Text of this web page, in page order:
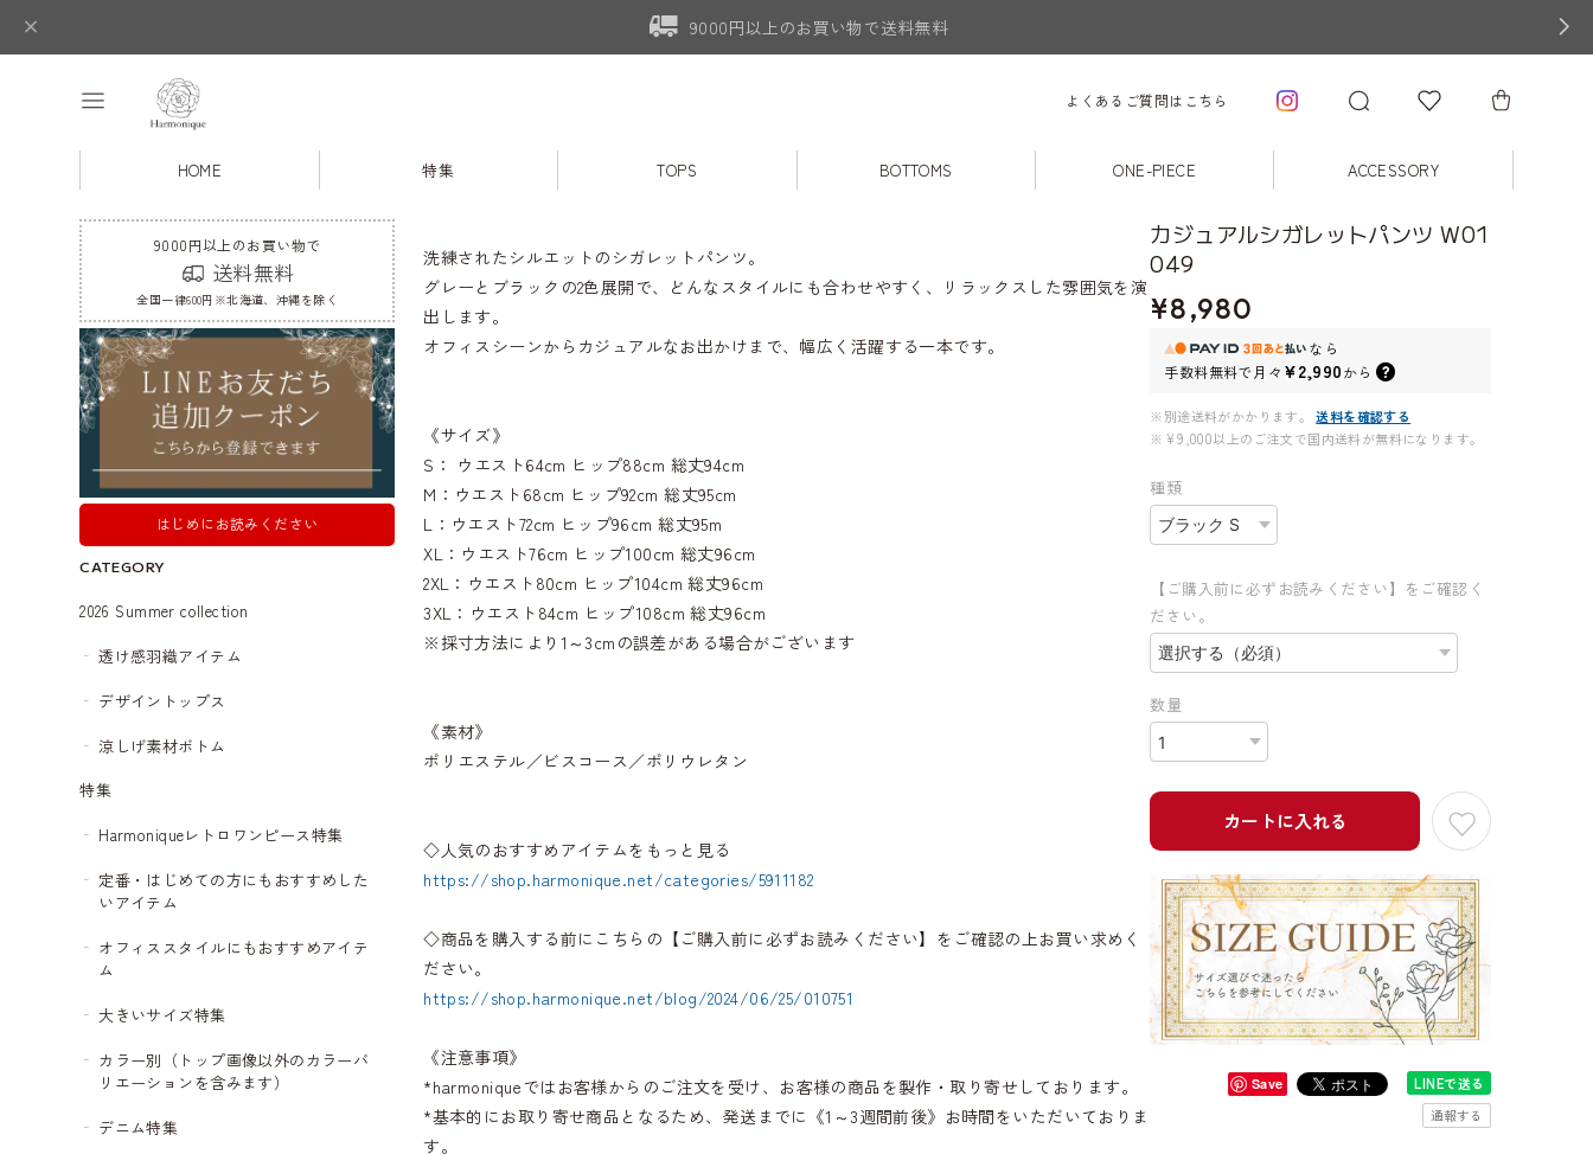
9000円以上のお買い物で送料無料
よくあるご質問はこちら
HOME 特集 TOPS BOTTOMS ONE-PIECE ACCESSORY
9000円以上のお買い物で
送料無料
全国一律600円※北海道、沖縄を除く
はじめにお読みください
CATEGORY
2026 Summer collection
透け感羽織アイテム
デザイントップス
涼しげ素材ボトム
特集
Harmoniqueレトロワンピース特集
定番・はじめての方にもおすすめした
いアイテム
オフィススタイルにもおすすめアイテ
ム
大きいサイズ特集
カラー別（トップ画像以外のカラーバ
リエーションを含みます）
デニム特集
洗練されたシルエットのシガレットパンツ。
グレーとブラックの2色展開で、どんなスタイルにも合わせやすく、リラックスした雰囲気を演
出します。
オフィスシーンからカジュアルなお出かけまで、幅広く活躍する一本です。
《サイズ》
S： ウエスト64cm ヒップ88cm 総丈94cm
M：ウエスト68cm ヒップ92cm 総丈95cm
L：ウエスト72cm ヒップ96cm 総丈95m
XL：ウエスト76cm ヒップ100cm 総丈96cm
2XL：ウエスト80cm ヒップ104cm 総丈96cm
3XL：ウエスト84cm ヒップ108cm 総丈96cm
※採寸方法により1～3cmの誤差がある場合がございます
《素材》
ポリエステル／ビスコース／ポリウレタン
◇人気のおすすめアイテムをもっと見る
https://shop.harmonique.net/categories/5911182
◇商品を購入する前にこちらの【ご購入前に必ずお読みください】をご確認の上お買い求めく
ださい。
https://shop.harmonique.net/blog/2024/06/25/010751
《注意事項》
*harmoniqueではお客様からのご注文を受け、お客様の商品を製作・取り寄せしております。
*基本的にお取り寄せ商品となるため、発送までに《1～3週間前後》お時間をいただいておりま
す。
カジュアルシガレットパンツ W01
049
¥8,980
なら
手数料無料で月々 ¥2,990から
※別途送料がかかります。
送料を確認する
※¥9,000以上のご注文で国内送料が無料になります。
種類
【ご購入前に必ずお読みください】をご確認く
ださい。
数量
カートに入れる
Save
LINEで送る
通報する